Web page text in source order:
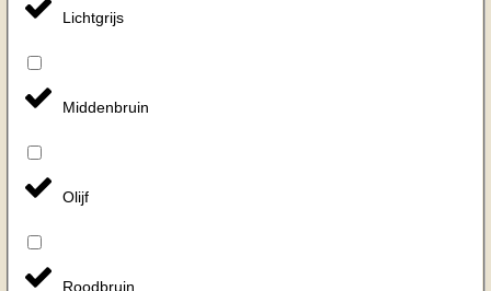
Lichtgrijs
Middenbruin
Olijf
Roodbruin